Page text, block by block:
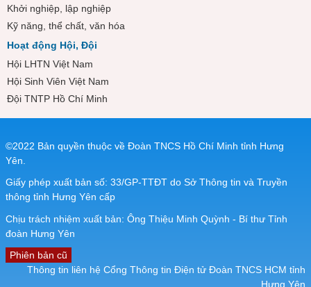
Khởi nghiệp, lập nghiệp
Kỹ năng, thể chất, văn hóa
Hoạt động Hội, Đội
Hội LHTN Việt Nam
Hội Sinh Viên Việt Nam
Đội TNTP Hồ Chí Minh
©2022 Bản quyền thuộc về Đoàn TNCS Hồ Chí Minh tỉnh Hưng
Yên.
Giấy phép xuất bản số: 33/GP-TTĐT do Sở Thông tin và Truyền
thông tỉnh Hưng Yên cấp
Chịu trách nhiệm xuất bản: Ông Thiệu Minh Quỳnh - Bí thư Tỉnh
đoàn Hưng Yên
Phiên bản cũ
Thông tin liên hệ Cổng Thông tin Điện tử Đoàn TNCS HCM tỉnh
Hưng Yên